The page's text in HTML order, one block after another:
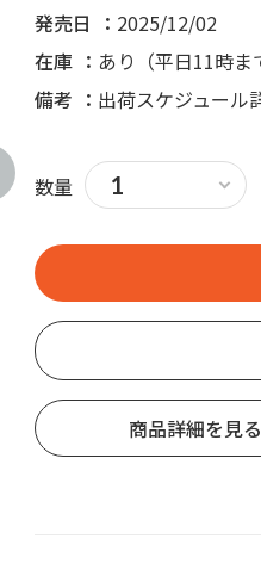
発売日 2025/12/02
在庫
あり（平日11時ま
備考
出荷スケジュール
数量
商品詳細を見る